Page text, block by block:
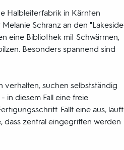
Halbleiterfabrik in Kärnten
Schranz an den "Lakeside
eine Bibliothek mit Schwärmen,
Besonders spannend sind
verhalten, suchen selbstständig
in diesem Fall eine freie
Fällt eine aus, läuft
zentral eingegriffen werden